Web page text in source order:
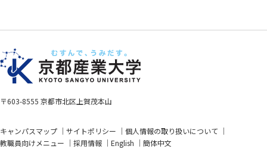
〒603-8555 京都市北区上賀茂本山
キャンパスマップ サイトポリシー
個人情報の取り扱いについて
教職員向けメニュー
採用情報 English 簡体中文